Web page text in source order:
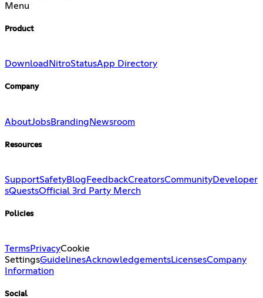
Menu
Product
Download NitroStatusApp Directory
Company
AboutJobsBrandingNewsroom
Resources
SupportSafetyBlog FeedbackCreatorsCommunityDeveloper
sQuestsOfficial 3rd Party Merch
Policies
TermsPrivacyCookie
SettingsGuidelinesAcknowledgementsLicensesCompany
Information
Social